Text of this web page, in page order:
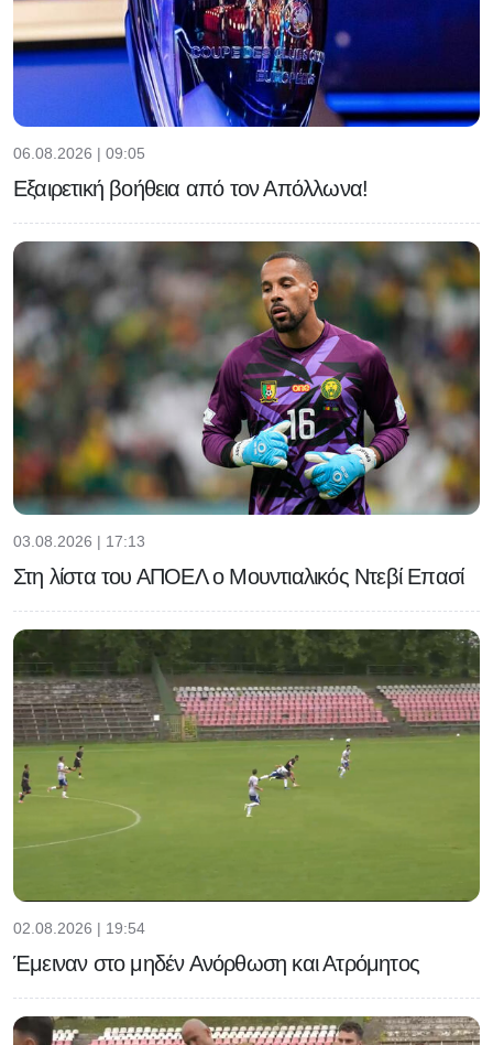
06.08.2026 | 09:05
Εξαιρετική βοήθεια από τον Απόλλωνα!
03.08.2026 | 17:13
Στη λίστα του ΑΠΟΕΛ ο Μουντιαλικός Ντεβί Επασί
02.08.2026 | 19:54
Έμειναν στο μηδέν Ανόρθωση και Ατρόμητος